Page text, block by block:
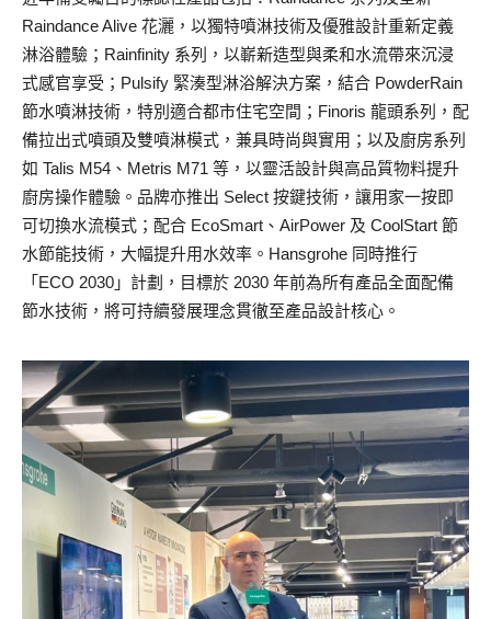
Raindance Alive 花灑，以獨特噴淋技術及優雅設計重新定義
淋浴體驗；Rainfinity 系列，以嶄新造型與柔和水流帶來沉浸
式感官享受；Pulsify 緊湊型淋浴解決方案，結合 PowderRain
節水噴淋技術，特別適合都市住宅空間；Finoris 龍頭系列，配
備拉出式噴頭及雙噴淋模式，兼具時尚與實用；以及廚房系列
如 Talis M54、Metris M71 等，以靈活設計與高品質物料提升
廚房操作體驗。品牌亦推出 Select 按鍵技術，讓用家一按即
可切換水流模式；配合 EcoSmart、AirPower 及 CoolStart 節
水節能技術，大幅提升用水效率。Hansgrohe 同時推行
「ECO 2030」計劃，目標於 2030 年前為所有產品全面配備
節水技術，將可持續發展理念貫徹至產品設計核心。